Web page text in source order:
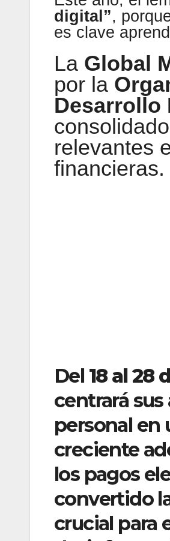
digital”,
es clave
La Global
por la
Desarrollo
relevantes
financieras.
Del 18 al 28
centrará
personal en
creciente
los pagos
convertido
crucial para